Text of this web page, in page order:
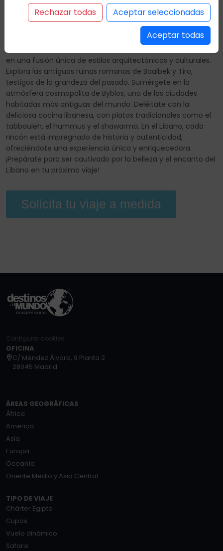
¡Bienvenido al Líbano, un país lleno de encanto, historia y
diversidad, donde la cultura, la gastronomía y la belleza
natural te esperan para una experiencia de viaje inolvidable
en el corazón del Mediterráneo! Descubre la vibrante ciudad
en una fusión única de estilos arquitectónicos y culturales.
Explora las antiguas ruinas romanas de Baalbek y Tiro,
testigos de la grandeza del pasado. Sumérgete en la
atmósfera cosmopolita de Byblos, una de las ciudades
habitadas más antiguas del mundo. Deléitate con la
deliciosa cocina libanesa, con platos tradicionales como el
tabbouleh, el hummus y el shawarma. En el Líbano, cada
rincón está impregnado de historia y autenticidad,
ofreciéndote una experiencia única y enriquecedora.
¡Prepárate para ser cautivado por la belleza y el encanto del
Líbano en tu próximo viaje!
Solicita tu viaje a medida
Configurar cookies
OFICINA
C/ Méndez Álvaro, 9 Planta 2
28045 Madrid
ÁREAS GEOGRÁFICAS
África
América
Asia
Europa
Oceanía
Oriente Medio y Asia Central
TIPO DE VIAJE
Chárter Egipto
Cupos
Vuelo dinámico
Safaris
Rechazar todas
Aceptar seleccionadas
Aceptar todas